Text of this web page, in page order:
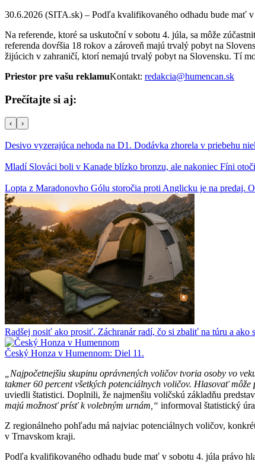
30.6.2026 (SITA.sk) – Podľa kvalifikovaného odhadu bude mať
Na referende, ktoré sa uskutoční v sobotu 4. júla, sa môže
referenda dovŕšia 18 rokov a zároveň majú trvalý pobyt na
žijúcich v zahraničí, ktorí nemajú trvalý pobyt na Slovensku. Tí
Priestor pre vašu reklamuKontakt: redakcia@humencan.sk
Prečítajte si aj:
‹ ›
Desivo vyzerajúca nehoda na D1. Dodávka zhorela v priebehu
Mladí Slováci boli v Kanade blízko bronzu, ale nakoniec Fíni
Lopta z Maradonovho Gólu storočia proti Anglicku je na predaj.
Radšej nosiť ako prosiť. Záchranár radí, čo si zbaliť na túru a ako
Český Honza v Humennom: Diel 11.
„Najpočetnejšiu skupinu oprávnených voličov tvoria osoby vo
takmer 60 percent všetkých potenciálnych voličov. Hlasovať
uviedli štatistici. Doplnili, že najmenšiu voličskú základňu
majú možnosť prísť k volebným urnám,“ informoval štatistický
Z regionálneho pohľadu má najviac potenciálnych voličov,
v Trnavskom kraji.
Podľa kvalifikovaného odhadu bude mať v sobotu 4. júla právo